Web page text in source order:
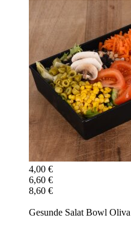
4,00 €
6,60 €
8,60 €
Gesunde Salat Bowl Oliva